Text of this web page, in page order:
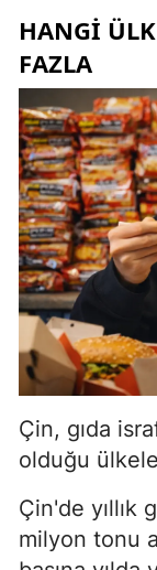
HANGİ
FAZLA
Çin, gıda
olduğu
Çin'de yıllık
milyon tonu